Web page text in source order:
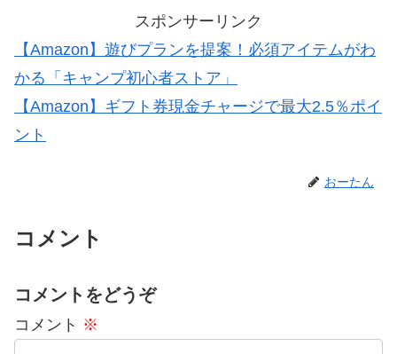
スポンサーリンク
【Amazon】遊びプランを提案！必須アイテムがわ
かる「キャンプ初心者ストア」
【Amazon】ギフト券現金チャージで最大2.5％ポイ
ント
おーたん
コメント
コメントをどうぞ
コメント ※